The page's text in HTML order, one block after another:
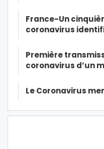
France-Un
coronavirus
Première
coronavirus d’un
Le Coronavirus